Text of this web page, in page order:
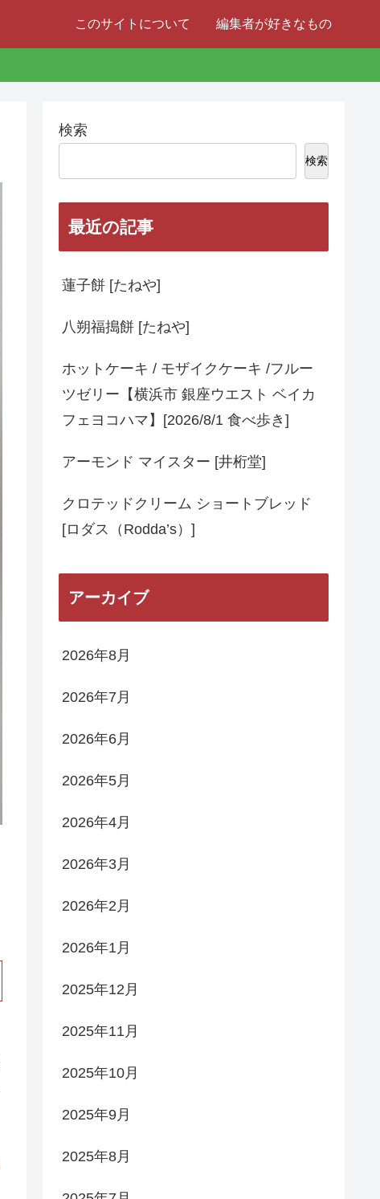
このサイトについて 編集者が好きなもの
検索
検索
最近の記事
蓮子餅 [たねや]
八朔福搗餅 [たねや]
ホットケーキ / モザイクケーキ /フルー
ツゼリー【横浜市 銀座ウエスト ベイカ
フェヨコハマ】[2026/8/1 食べ歩き]
アーモンド マイスター [井桁堂]
クロテッドクリーム ショートブレッド
[ロダス（Rodda’s）]
アーカイブ
2026年8月
2026年7月
2026年6月
2026年5月
2026年4月
2026年3月
2026年2月
2026年1月
2025年12月
2025年11月
2025年10月
2025年9月
2025年8月